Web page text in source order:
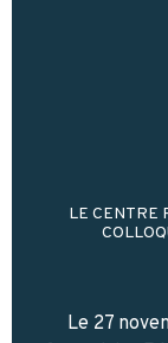
LE CENTRE
Le 27